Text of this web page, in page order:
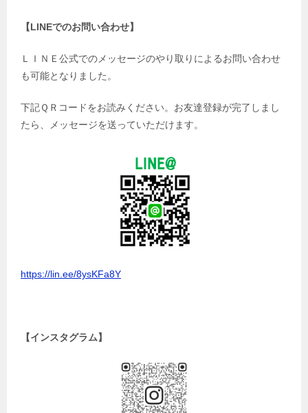
【LINEでのお問い合わせ】
ＬＩＮＥ公式でのメッセージのやり取りによるお問い合わせ
も可能となりました。
下記ＱＲコードをお読みください。お友達登録が完了しまし
たら、メッセージを送っていただけます。
https://lin.ee/8ysKFa8Y
【インスタグラム】